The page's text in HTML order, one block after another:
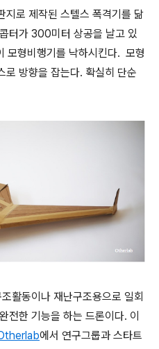
지로 제작된 스텔스 폭격기를 닮
터가 300미터 상공을 날고 있
모형비행기를 낙하시킨다. 모형
로 방향을 잡는다. 확실히 단순
활동이나 재난구조용으로 일회
전한 기능을 하는 드론이다. 이
에서 연구그룹과 스타트